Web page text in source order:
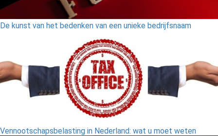
De kunst van het bedenken van een unieke bedrijfsnaam
Vennootschapsbelasting in Nederland: wat u moet weten